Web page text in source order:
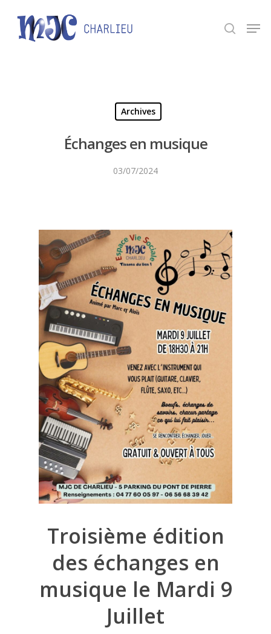
Archives
Échanges en musique
03/07/2024
Troisième édition
des échanges en
musique le Mardi 9
Juillet